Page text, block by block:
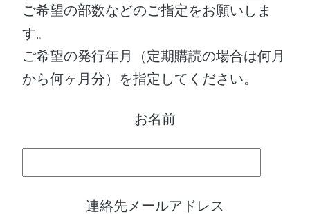
ご希望の部数などのご指定をお願いしま
す。
ご希望の発行年月（定期購読の場合は何月
から何ヶ月分）を指定してください。
お名前
連絡先メールアドレス